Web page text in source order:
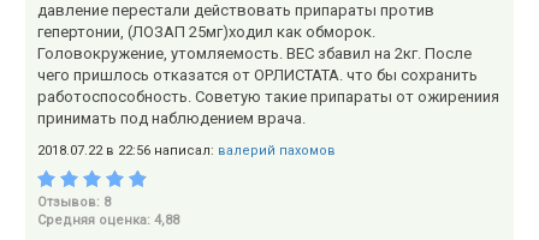
давление перестали действовать припараты против
гепертонии, (ЛОЗАП 25мг)ходил как обморок.
Головокружение, утомляемость. ВЕС збавил на 2кг. После
чего пришлось отказатся от ОРЛИСТАТА. что бы сохранить
работоспособность. Советую такие припараты от ожирениия
принимать под наблюдением врача.
2018.07.22 в 22:56 написал: валерий пахомов
Отзывов: 8
Средняя оценка: 4,88